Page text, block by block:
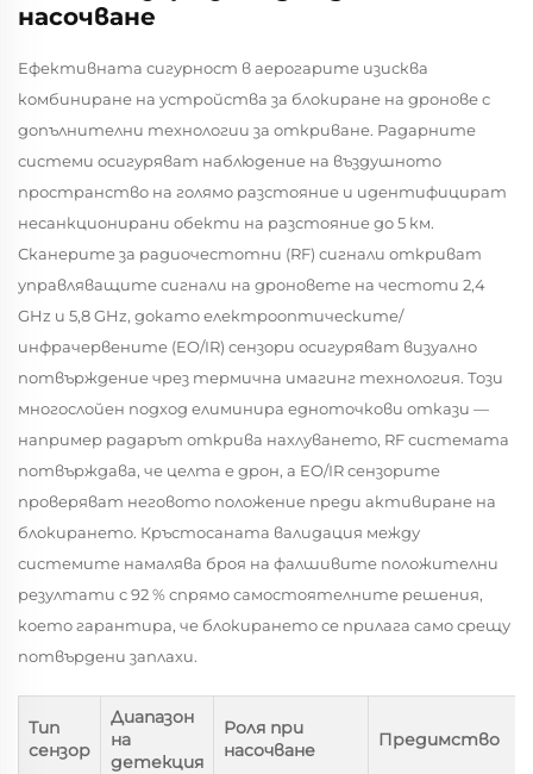
насочване
Ефективната сигурност в аерогарите изисква
комбиниране на устройства за блокиране на дронове с
допълнителни технологии за откриване. Радарните
системи осигуряват наблюдение на въздушното
пространство на голямо разстояние и идентифицират
несанкционирани обекти на разстояние до 5 км.
Сканерите за радиочестотни (RF) сигнали откриват
управляващите сигнали на дроновете на честоти 2,4
GHz и 5,8 GHz, докато електрооптическите/
инфрачервените (EO/IR) сензори осигуряват визуално
потвърждение чрез термична имагинг технология. Този
многослойен подход елиминира едноточкови откази —
например радарът открива нахлуването, RF системата
потвърждава, че целта е дрон, а EO/IR сензорите
проверяват неговото положение преди активиране на
блокирането. Кръстосаната валидация между
системите намалява броя на фалшивите положителни
резултати с 92 % спрямо самостоятелните решения,
което гарантира, че блокирането се прилага само срещу
потвърдени заплахи.
Тип
сензор
Диапазон
на
детекция
Роля при
насочване
Предимство